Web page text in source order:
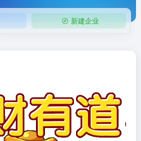
新建企业